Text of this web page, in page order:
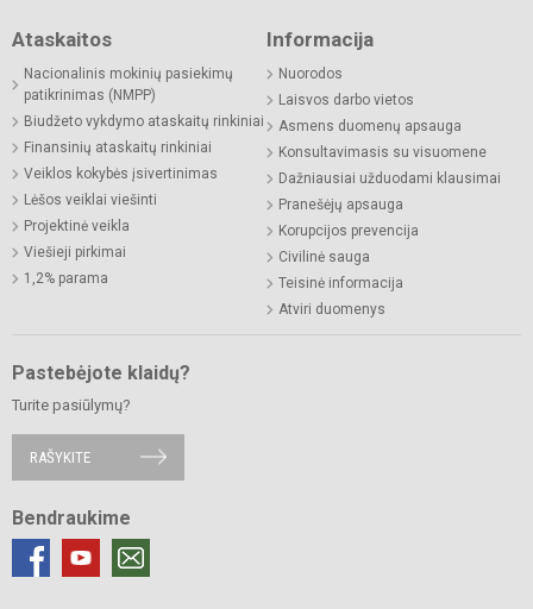
Ataskaitos
Nacionalinis mokinių pasiekimų
patikrinimas (NMPP)
Biudžeto vykdymo ataskaitų rinkiniai
Finansinių ataskaitų rinkiniai
Veiklos kokybės įsivertinimas
Lėšos veiklai viešinti
Projektinė veikla
Viešieji pirkimai
1,2% parama
Informacija
Nuorodos
Laisvos darbo vietos
Asmens duomenų apsauga
Konsultavimasis su visuomene
Dažniausiai užduodami klausimai
Pranešėjų apsauga
Korupcijos prevencija
Civilinė sauga
Teisinė informacija
Atviri duomenys
Pastebėjote klaidų?
Turite pasiūlymų?
RAŠYKITE
Bendraukime